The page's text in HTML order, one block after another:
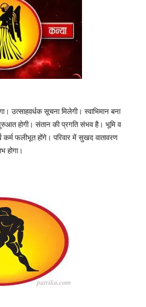
उत्साहवर्धक सूचना मिलेगी। स्वाभिमान बना
होगी। संतान की प्रगति संभव है। भूमि व
कर्म फलीभूत होंगे। परिवार में सुखद वातावरण
होगा।